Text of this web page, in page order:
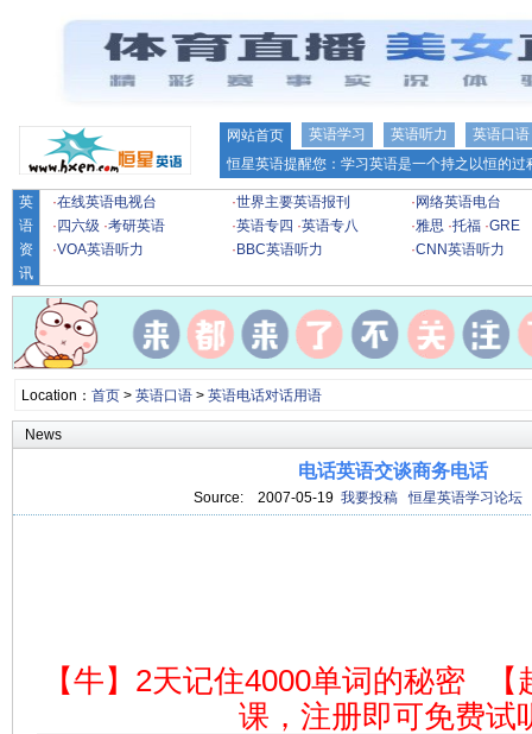
网站首页 英语学习 英语听力
英语口语
恒星英语提醒您：学习英语是一个持之以恒的
英
语
资
讯
·在线英语电视台 ·世界主要英语报刊 · 网络英语电台
· 四六级 ·考研英语 ·英语专四 ·英语专八 ·雅思 ·托福 ·GRE
·VOA英语听力 · BBC英语听力 ·CNN英语听力
Location： 首页> 英语口语> 英语电话对话用语
News
电话英语交谈商务电话
Source: 2007-05-19 我要投稿 恒星英语学习论坛
【牛】2天记住4000单词的秘密
课，注册即可免费试